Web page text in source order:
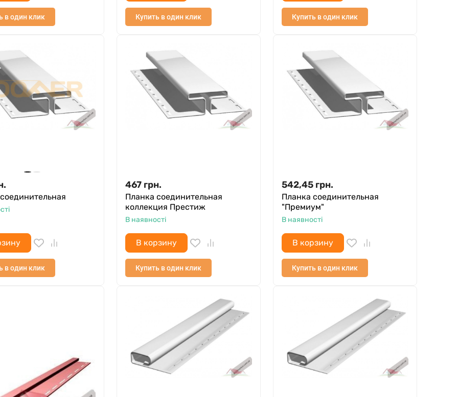
в один клик Купить в один клик Купить в один клик
в один клик
467 грн.
Планка соединительная
коллекция Престиж
В наявності
В корзину
Купить в один клик
542,45 грн.
Планка соединительная
"Премиум"
В наявності
В корзину
Купить в один клик